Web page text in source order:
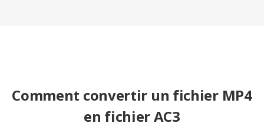
Comment convertir un fichier MP4
en fichier AC3